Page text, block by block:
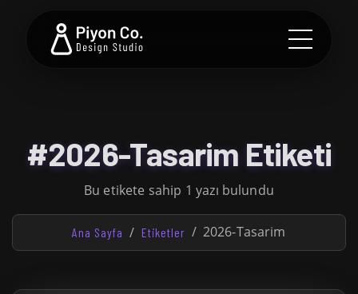
#2026-Tasarim Etiketi
Bu etikete sahip 1 yazı bulundu
Ana Sayfa Etiketler 2026-Tasarim